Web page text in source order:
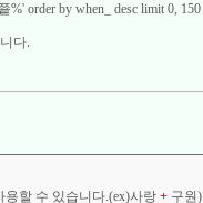
%' order by when_ desc limit 0, 150
다.
할 수 있습니다.(ex)사랑 +구원)